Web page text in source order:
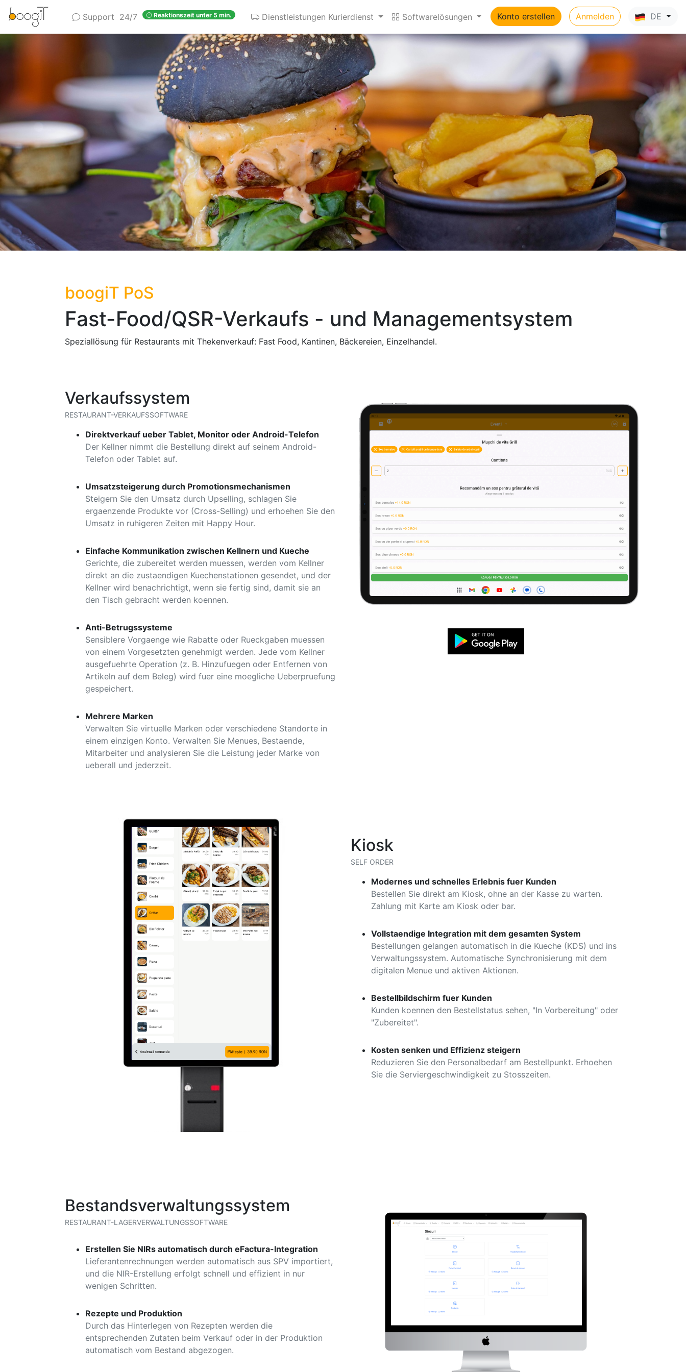
Support 24/7 Reaktionszeit unter 5 min. Dienstleistungen Kurierdienst Softwarelösungen Konto erstellen Anmelden DE
boogiT PoS
Fast-Food/QSR-Verkaufs - und Managementsystem
Speziallösung für Restaurants mit Thekenverkauf: Fast Food, Kantinen, Bäckereien, Einzelhandel.
Verkaufssystem
RESTAURANT-VERKAUFSSOFTWARE
Direktverkauf ueber Tablet, Monitor oder Android-Telefon
Der Kellner nimmt die Bestellung direkt auf seinem Android-
Telefon oder Tablet auf.
Umsatzsteigerung durch Promotionsmechanismen
Steigern Sie den Umsatz durch Upselling, schlagen Sie
ergaenzende Produkte vor (Cross-Selling) und erhoehen Sie den
Umsatz in ruhigeren Zeiten mit Happy Hour.
Einfache Kommunikation zwischen Kellnern und Kueche
Gerichte, die zubereitet werden muessen, werden vom Kellner
direkt an die zustaendigen Kuechenstationen gesendet, und der
Kellner wird benachrichtigt, wenn sie fertig sind, damit sie an
den Tisch gebracht werden koennen.
Anti-Betrugssysteme
Sensiblere Vorgaenge wie Rabatte oder Rueckgaben muessen
von einem Vorgesetzten genehmigt werden. Jede vom Kellner
ausgefuehrte Operation (z. B. Hinzufuegen oder Entfernen von
Artikeln auf dem Beleg) wird fuer eine moegliche Ueberpruefung
gespeichert.
Mehrere Marken
Verwalten Sie virtuelle Marken oder verschiedene Standorte in
einem einzigen Konto. Verwalten Sie Menues, Bestaende,
Mitarbeiter und analysieren Sie die Leistung jeder Marke von
ueberall und jederzeit.
Kiosk
SELF ORDER
Modernes und schnelles Erlebnis fuer Kunden
Bestellen Sie direkt am Kiosk, ohne an der Kasse zu warten.
Zahlung mit Karte am Kiosk oder bar.
Vollstaendige Integration mit dem gesamten System
Bestellungen gelangen automatisch in die Kueche (KDS) und ins
Verwaltungssystem. Automatische Synchronisierung mit dem
digitalen Menue und aktiven Aktionen.
Bestellbildschirm fuer Kunden
Kunden koennen den Bestellstatus sehen, "In Vorbereitung" oder
"Zubereitet".
Kosten senken und Effizienz steigern
Reduzieren Sie den Personalbedarf am Bestellpunkt. Erhoehen
Sie die Serviergeschwindigkeit zu Stosszeiten.
Bestandsverwaltungssystem
RESTAURANT-LAGERVERWALTUNGSSOFTWARE
Erstellen Sie NIRs automatisch durch eFactura-Integration
Lieferantenrechnungen werden automatisch aus SPV importiert,
und die NIR-Erstellung erfolgt schnell und effizient in nur
wenigen Schritten.
Rezepte und Produktion
Durch das Hinterlegen von Rezepten werden die
entsprechenden Zutaten beim Verkauf oder in der Produktion
automatisch vom Bestand abgezogen.